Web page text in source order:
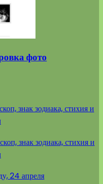
фото
знак зодиака, стихия и
знак зодиака, стихия и
24 апреля